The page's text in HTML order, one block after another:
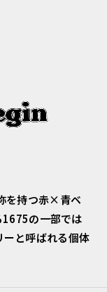
を持つ赤×青ベ
の一部では
と呼ばれる個体